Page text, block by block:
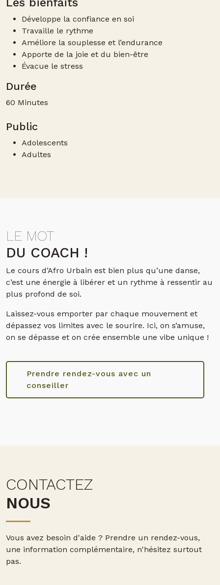
Développe la confiance en soi
Travaille le rythme
Améliore la souplesse et l’endurance
Apporte de la joie et du bien-être
Évacue le stress
Durée
60 Minutes
Public
Adolescents
Adultes
LE MOT
DU COACH !
Le cours d’Afro Urbain est bien plus qu’une danse,
c’est une énergie à libérer et un rythme à ressentir au
plus profond de soi.
Laissez-vous emporter par chaque mouvement et
dépassez vos limites avec le sourire. Ici, on s’amuse,
on se dépasse et on crée ensemble une vibe unique !
Prendre rendez-vous avec un
conseiller
CONTACTEZ
NOUS
Vous avez besoin d'aide ? Prendre un rendez-vous,
une information complémentaire, n'hésitez surtout
pas.